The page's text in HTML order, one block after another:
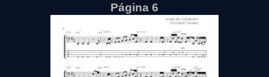
Página 6